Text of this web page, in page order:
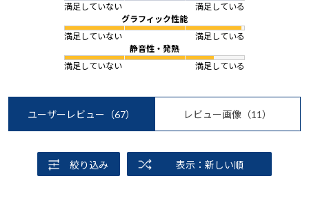
満足していない
満足している
グラフィック性能
満足していない
満足している
静音性・発熱
満足していない
満足している
ユーザーレビュー （67） レビュー画像 （11）
絞り込み 表示：新しい順